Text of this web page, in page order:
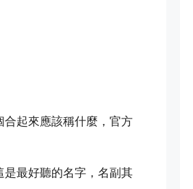
起來應該稱什麼，官方
最好聽的名字，名副其